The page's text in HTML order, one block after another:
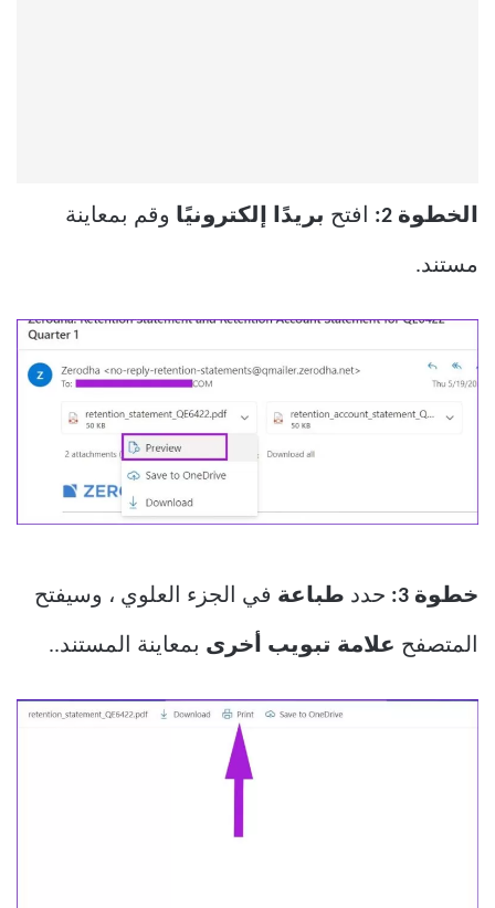
الخطوة 2: افتح بريدًا إلكترونيًا وقم بمعاينة
مستند.
خطوة 3: حدد طباعة في الجزء العلوي ، وسيفتح
المتصفح علامة تبويب أخرى بمعاينة المستند..